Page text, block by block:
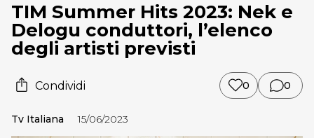
TIM Summer Hits 2023: Nek e
Delogu conduttori, l’elenco
degli artisti previsti
Condividi 0 0
Tv Italiana 15/06/2023